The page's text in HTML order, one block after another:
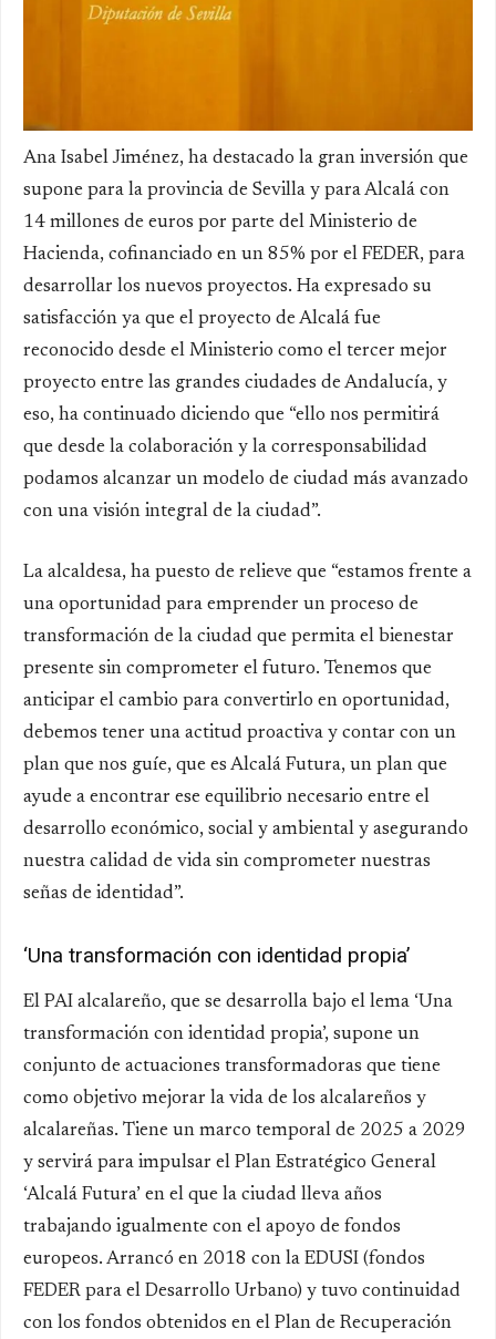
Ana Isabel Jiménez, ha destacado la gran inversión que
supone para la provincia de Sevilla y para Alcalá con
14 millones de euros por parte del Ministerio de
Hacienda, cofinanciado en un 85% por el FEDER, para
desarrollar los nuevos proyectos. Ha expresado su
satisfacción ya que el proyecto de Alcalá fue
reconocido desde el Ministerio como el tercer mejor
proyecto entre las grandes ciudades de Andalucía, y
eso, ha continuado diciendo que “ello nos permitirá
que desde la colaboración y la corresponsabilidad
podamos alcanzar un modelo de ciudad más avanzado
con una visión integral de la ciudad”.
La alcaldesa, ha puesto de relieve que “estamos frente a
una oportunidad para emprender un proceso de
transformación de la ciudad que permita el bienestar
presente sin comprometer el futuro. Tenemos que
anticipar el cambio para convertirlo en oportunidad,
debemos tener una actitud proactiva y contar con un
plan que nos guíe, que es Alcalá Futura, un plan que
ayude a encontrar ese equilibrio necesario entre el
desarrollo económico, social y ambiental y asegurando
nuestra calidad de vida sin comprometer nuestras
señas de identidad”.
‘Una transformación con identidad propia’
El PAI alcalareño, que se desarrolla bajo el lema ‘Una
transformación con identidad propia’, supone un
conjunto de actuaciones transformadoras que tiene
como objetivo mejorar la vida de los alcalareños y
alcalareñas. Tiene un marco temporal de 2025 a 2029
y servirá para impulsar el Plan Estratégico General
‘Alcalá Futura’ en el que la ciudad lleva años
trabajando igualmente con el apoyo de fondos
europeos. Arrancó en 2018 con la EDUSI (fondos
FEDER para el Desarrollo Urbano) y tuvo continuidad
con los fondos obtenidos en el Plan de Recuperación